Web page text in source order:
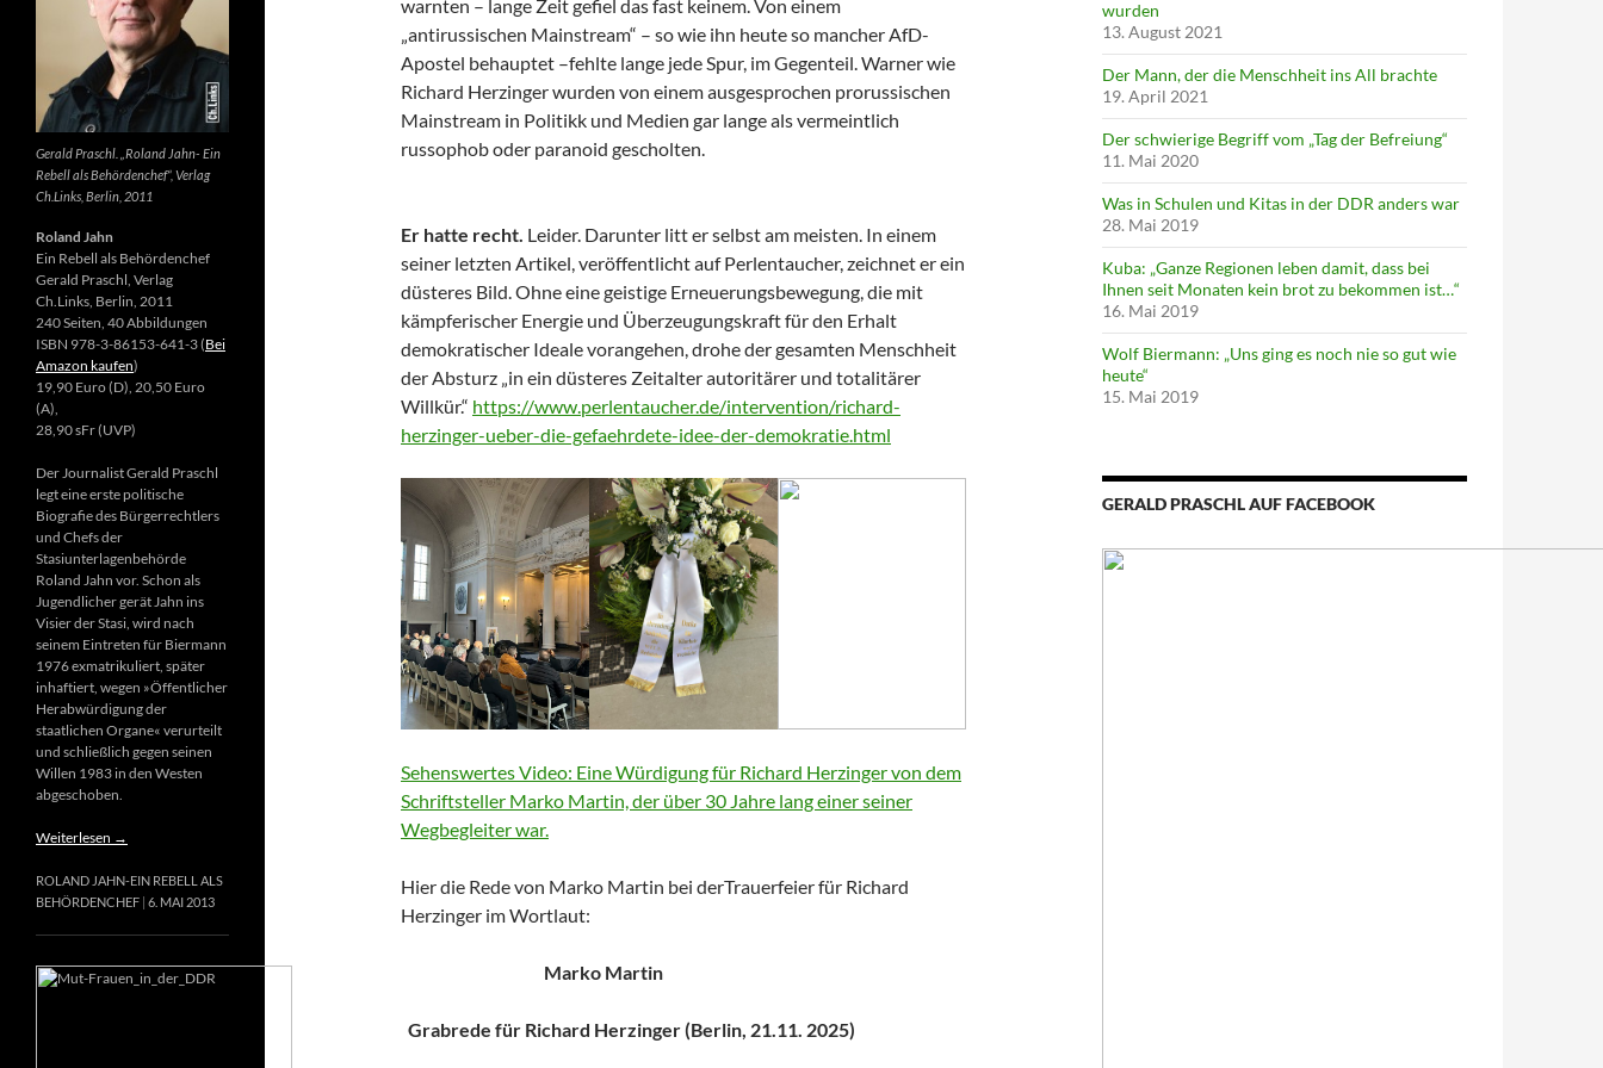
warnten – lange Zeit gefiel das fast keinem. Von einem
„antirussischen Mainstream“ – so wie ihn heute so mancher AfD-
Apostel behauptet –fehlte lange jede Spur, im Gegenteil. Warner wie
Richard Herzinger wurden von einem ausgesprochen prorussischen
Mainstream in Politikk und Medien gar lange als vermeintlich
russophob oder paranoid gescholten.
Er hatte recht. Leider. Darunter litt er selbst am meisten. In einem
seiner letzten Artikel, veröffentlicht auf Perlentaucher, zeichnet er ein
düsteres Bild. Ohne eine geistige Erneuerungsbewegung, die mit
kämpferischer Energie und Überzeugungskraft für den Erhalt
demokratischer Ideale vorangehen, drohe der gesamten Menschheit
der Absturz „in ein düsteres Zeitalter autoritärer und totalitärer
Willkür.“ https://www.perlentaucher.de/intervention/richard-
herzinger-ueber-die-gefaehrdete-idee-der-demokratie.html
Sehenswertes Video: Eine Würdigung für Richard Herzinger von dem
Schriftsteller Marko Martin, der über 30 Jahre lang einer seiner
Wegbegleiter war.
Hier die Rede von Marko Martin bei derTrauerfeier für Richard
Herzinger im Wortlaut:
Marko Martin
Grabrede für Richard Herzinger (Berlin, 21.11. 2025)
wurden
13. August 2021
Der Mann, der die Menschheit ins All brachte
19. April 2021
Der schwierige Begriff vom „Tag der Befreiung“
11. Mai 2020
Was in Schulen und Kitas in der DDR anders war
28. Mai 2019
Kuba: „Ganze Regionen leben damit, dass bei
Ihnen seit Monaten kein brot zu bekommen ist…“
16. Mai 2019
Wolf Biermann: „Uns ging es noch nie so gut wie
heute“
15. Mai 2019
GERALD PRASCHL AUF FACEBOOK
Gerald Praschl. „Roland Jahn- Ein
Rebell als Behördenchef“, Verlag
Ch.Links, Berlin, 2011
Roland Jahn
Ein Rebell als Behördenchef
Gerald Praschl, Verlag
Ch.Links, Berlin, 2011
240 Seiten, 40 Abbildungen
ISBN 978-3-86153-641-3 (Bei
Amazon kaufen)
19,90 Euro (D), 20,50 Euro
(A),
28,90 sFr (UVP)
Der Journalist Gerald Praschl
legt eine erste politische
Biografie des Bürgerrechtlers
und Chefs der
Stasiunterlagenbehörde
Roland Jahn vor. Schon als
Jugendlicher gerät Jahn ins
Visier der Stasi, wird nach
seinem Eintreten für Biermann
1976 exmatrikuliert, später
inhaftiert, wegen »Öffentlicher
Herabwürdigung der
staatlichen Organe« verurteilt
und schließlich gegen seinen
Willen 1983 in den Westen
abgeschoben.
Weiterlesen →
ROLAND JAHN-EIN REBELL ALS
BEHÖRDENCHEF 6. MAI 2013